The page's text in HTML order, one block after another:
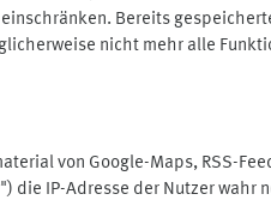
Bereits
nicht mehr alle
von Google-Maps, RSS-
IP-Adresse der Nutzer wahr